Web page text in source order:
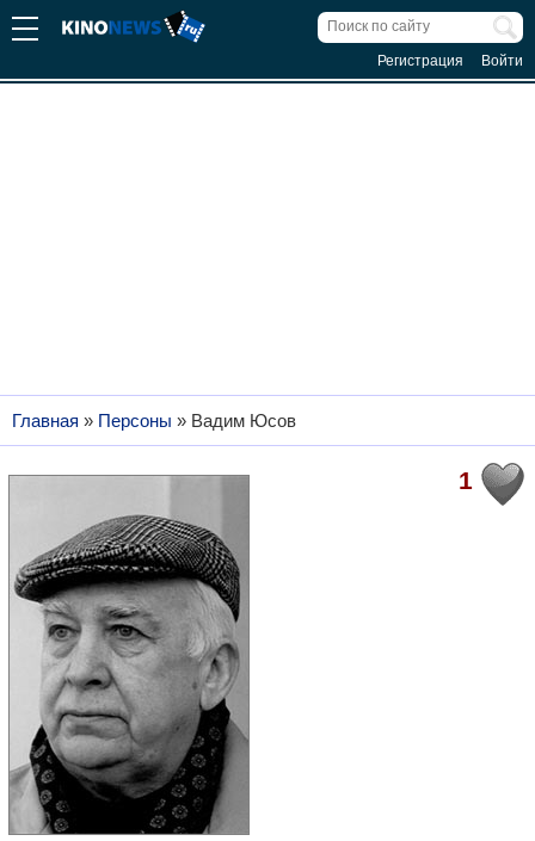
Регистрация Войти
Главная » Персоны » Вадим Юсов
1